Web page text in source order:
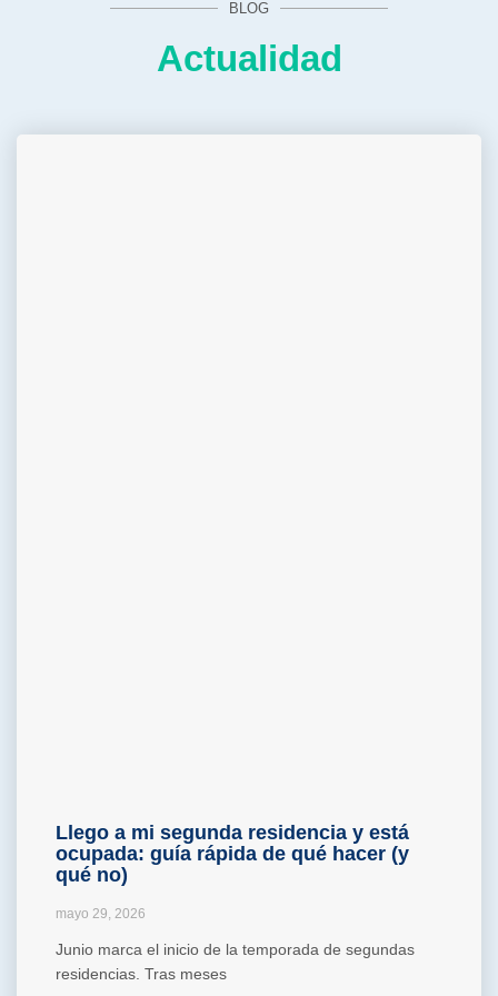
BLOG
Actualidad
Llego a mi segunda residencia y está
ocupada: guía rápida de qué hacer (y
qué no)
mayo 29, 2026
Junio marca el inicio de la temporada de segundas
residencias. Tras meses